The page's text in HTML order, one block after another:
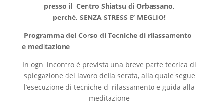
presso il Centro Shiatsu di Orbassano,
perché, SENZA STRESS E’ MEGLIO!
Programma del Corso di Tecniche di rilassamento
e meditazione
In ogni incontro è prevista una breve parte teorica di
spiegazione del lavoro della serata, alla quale segue
l’esecuzione di tecniche di rilassamento e guida alla
meditazione